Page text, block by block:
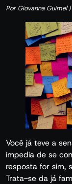
Por Giovanna Guimel
Você já teve a
impedia de se
resposta for sim,
Trata-se da já